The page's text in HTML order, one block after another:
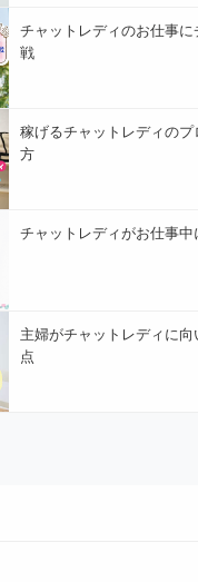
チャットレディのお仕事
戦
稼げるチャットレディのプ
方
チャットレディがお仕事中
主婦がチャットレディに
点